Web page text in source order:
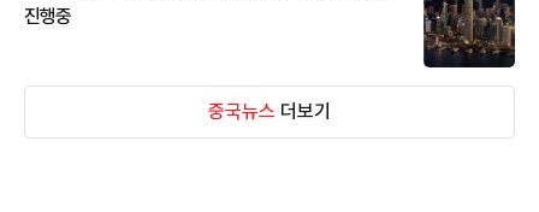
진행중
중국뉴스 더보기